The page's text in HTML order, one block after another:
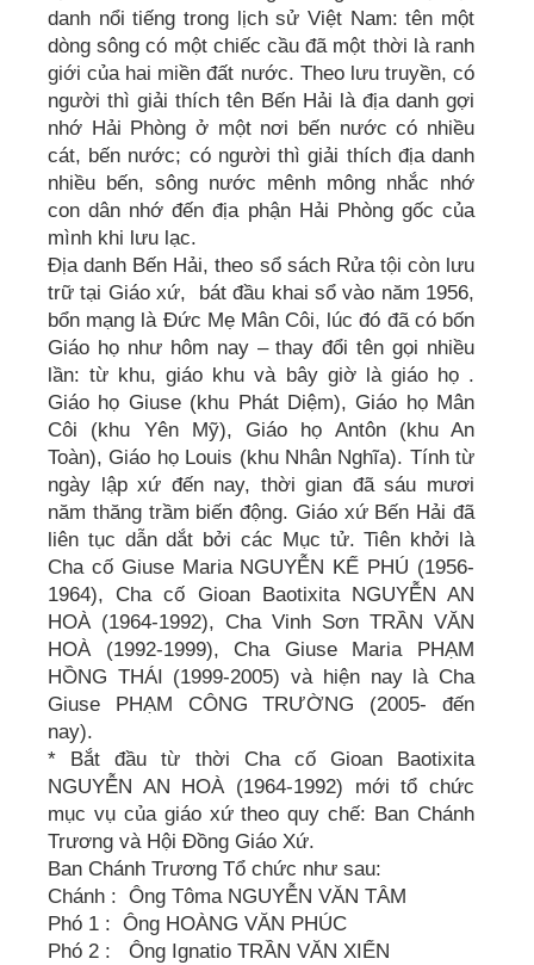
danh nổi tiếng trong lịch sử Việt Nam: tên một
dòng sông có một chiếc cầu đã một thời là ranh
giới của hai miền đất nước. Theo lưu truyền, có
người thì giải thích tên Bến Hải là địa danh gợi
nhớ Hải Phòng ở một nơi bến nước có nhiều
cát, bến nước; có người thì giải thích địa danh
nhiều bến, sông nước mênh mông nhắc nhớ
con dân nhớ đến địa phận Hải Phòng gốc của
mình khi lưu lạc.
Địa danh Bến Hải, theo sổ sách Rửa tội còn lưu
trữ tại Giáo xứ, bát đầu khai sổ vào năm 1956,
bổn mạng là Đức Mẹ Mân Côi, lúc đó đã có bốn
Giáo họ như hôm nay – thay đổi tên gọi nhiều
lần: từ khu, giáo khu và bây giờ là giáo họ .
Giáo họ Giuse (khu Phát Diệm), Giáo họ Mân
Côi (khu Yên Mỹ), Giáo họ Antôn (khu An
Toàn), Giáo họ Louis (khu Nhân Nghĩa). Tính từ
ngày lập xứ đến nay, thời gian đã sáu mươi
năm thăng trầm biến động. Giáo xứ Bến Hải đã
liên tục dẫn dắt bởi các Mục tử. Tiên khởi là
Cha cố Giuse Maria NGUYỄN KẾ PHÚ (1956-
1964), Cha cố Gioan Baotixita NGUYỄN AN
HOÀ (1964-1992), Cha Vinh Sơn TRẦN VĂN
HOÀ (1992-1999), Cha Giuse Maria PHẠM
HỒNG THÁI (1999-2005) và hiện nay là Cha
Giuse PHẠM CÔNG TRƯỜNG (2005- đến
nay).
* Bắt đầu từ thời Cha cố Gioan Baotixita
NGUYỄN AN HOÀ (1964-1992) mới tổ chức
mục vụ của giáo xứ theo quy chế: Ban Chánh
Trương và Hội Đồng Giáo Xứ.
Ban Chánh Trương Tổ chức như sau:
Chánh : Ông Tôma NGUYỄN VĂN TÂM
Phó 1 : Ông HOÀNG VĂN PHÚC
Phó 2 : Ông Ignatio TRẦN VĂN XIỂN